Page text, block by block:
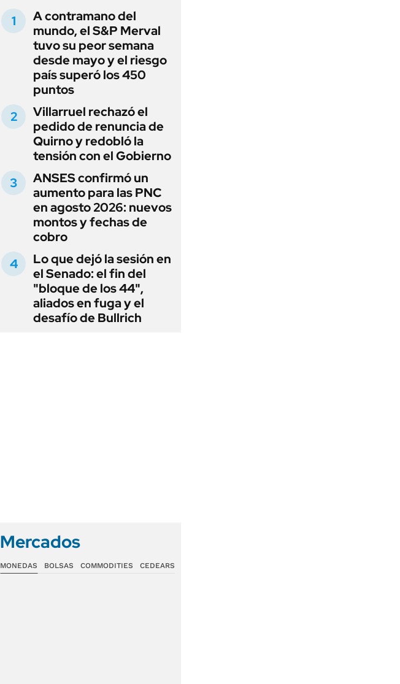
A contramano del
mundo, el S&P Merval
tuvo su peor semana
desde mayo y el riesgo
país superó los 450
puntos
Villarruel rechazó el
pedido de renuncia de
Quirno y redobló la
tensión con el Gobierno
ANSES confirmó un
aumento para las PNC
en agosto 2026: nuevos
montos y fechas de
cobro
Lo que dejó la sesión en
el Senado: el fin del
"bloque de los 44",
aliados en fuga y el
desafío de Bullrich
Mercados
MONEDAS BOLSAS COMMODITIES CEDEARS